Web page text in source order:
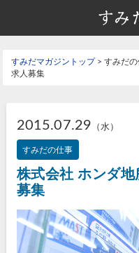
すみだマガジントップ> すみだの
求人募集
2015.07.29 （水）
すみだの仕事
株式会社 ホンダ
募集